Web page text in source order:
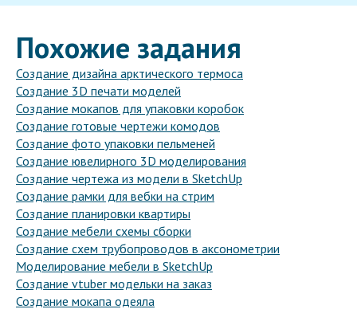
Похожие задания
Создание дизайна арктического термоса
Создание 3D печати моделей
Создание мокапов для упаковки коробок
Создание готовые чертежи комодов
Создание фото упаковки пельменей
Создание ювелирного 3D моделирования
Создание чертежа из модели в SketchUp
Создание рамки для вебки на стрим
Создание планировки квартиры
Создание мебели схемы сборки
Создание схем трубопроводов в аксонометрии
Моделирование мебели в SketchUp
Создание vtuber модельки на заказ
Создание мокапа одеяла